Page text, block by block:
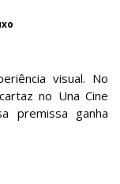
visual. No
no Una Cine
premissa ganha